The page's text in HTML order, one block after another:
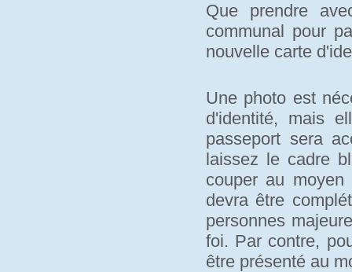
Que prendre
communal pour
nouvelle carte
Une photo est
d'identité, mais
passeport sera
laissez le cadre
couper au
devra être
personnes
foi. Par contre,
être présenté au